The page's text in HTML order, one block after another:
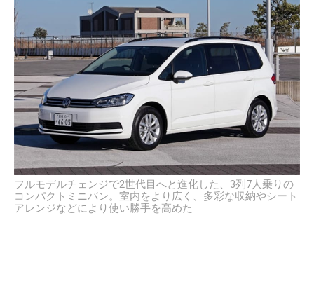
フルモデルチェンジで2世代目へと進化した、3列7人乗りの
コンパクトミニバン。室内をより広く、多彩な収納やシート
アレンジなどにより使い勝手を高めた